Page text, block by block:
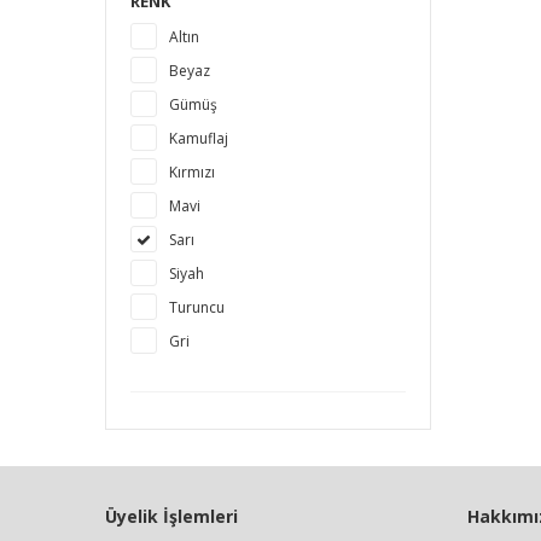
Altın
Beyaz
Gümüş
Kamuflaj
Kırmızı
Mavi
Sarı
Siyah
Turuncu
Gri
Üyelik İşlemleri